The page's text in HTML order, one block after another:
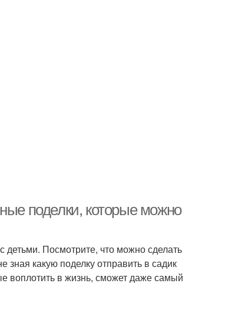
поделки, которые можно
Посмотрите, что можно сделать
зная какую поделку отправить в садик
воплотить в жизнь, сможет даже самый